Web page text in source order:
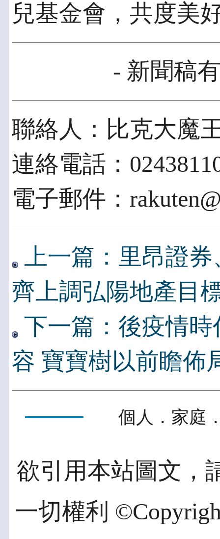
兒基金會，共度美
- 新聞稿
聯絡人：比克大魔
連絡電話：
電子郵件：
上一篇：里昂證
齊上調弘陽地產目
下一篇：後疫情
容 寶寶樹以前瞻佈
個人．家庭
欲引用本站圖文，
一切權利